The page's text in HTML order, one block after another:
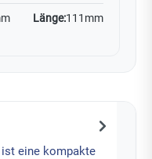
Länge:111mm
ist eine kompakte